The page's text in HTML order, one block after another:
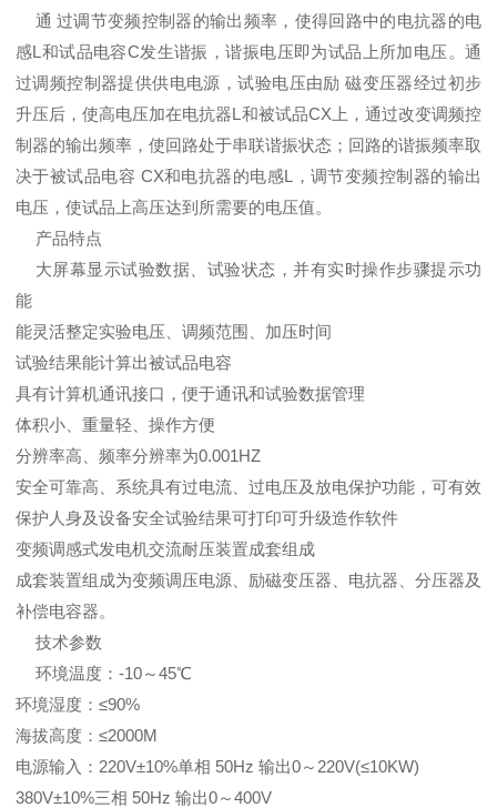
通 过调节变频控制器的输出频率，使得回路中的电抗器的电
感L和试品电容C发生谐振，谐振电压即为试品上所加电压。通
过调频控制器提供供电电源，试验电压由励 磁变压器经过初步
升压后，使高电压加在电抗器L和被试品CX上，通过改变调频控
制器的输出频率，使回路处于串联谐振状态；回路的谐振频率取
决于被试品电容 CX和电抗器的电感L，调节变频控制器的输出
电压，使试品上高压达到所需要的电压值。
产品特点
大屏幕显示试验数据、试验状态，并有实时操作步骤提示功
能
能灵活整定实验电压、调频范围、加压时间
试验结果能计算出被试品电容
具有计算机通讯接口，便于通讯和试验数据管理
体积小、重量轻、操作方便
分辨率高、频率分辨率为0.001HZ
安全可靠高、系统具有过电流、过电压及放电保护功能，可有效
保护人身及设备安全试验结果可打印可升级造作软件
变频调感式发电机交流耐压装置成套组成
成套装置组成为变频调压电源、励磁变压器、电抗器、分压器及
补偿电容器。
技术参数
环境温度：-10～45℃
环境湿度：≤90%
海拔高度：≤2000M
电源输入：220V±10%单相 50Hz 输出0～220V(≤10KW)
380V±10%三相 50Hz 输出0～400V